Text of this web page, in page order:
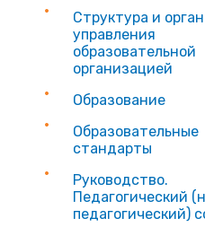
Структура и
управления
образовательной
организацией
Образование
Образовательные
стандарты
Руководство.
Педагогический
педагогический)